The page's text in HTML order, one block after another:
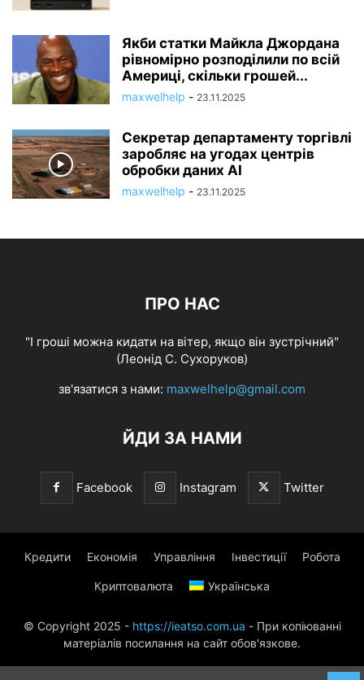
Якби статки Майкла Джордана
рівномірно розподілили по всій
Америці, скільки грошей...
maxwelhelp - 23.11.2025
Секретар департаменту торгівлі
заробляє на угодах центрів
обробки даних AI
maxwelhelp - 23.11.2025
ПРО НАС
"І гроші можна кидати на вітер, якщо він зустрічний"
(Леонід С. Сухоруков)
зв'язатися з нами: maxwelhelp@gmail.com
ЙДИ ЗА НАМИ
Facebook Instagram Twitter
Кредити Економія Управління Інвестиції Робота
Криптовалюта Українська
© Copyright 2025 - https://ieatso.com.ua - При копіюванні
матеріалів посилання на сайт обов'язкове.